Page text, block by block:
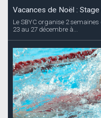
Vacances de Noël :
Le SBYC organise 2
23 au 27 décembre à...